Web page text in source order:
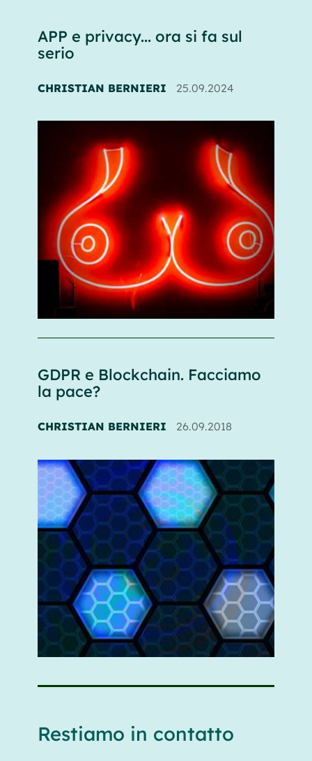
APP e privacy... ora si fa sul
serio
CHRISTIAN BERNIERI 25.09.2024
GDPR e Blockchain. Facciamo
la pace?
CHRISTIAN BERNIERI 26.09.2018
Restiamo in contatto